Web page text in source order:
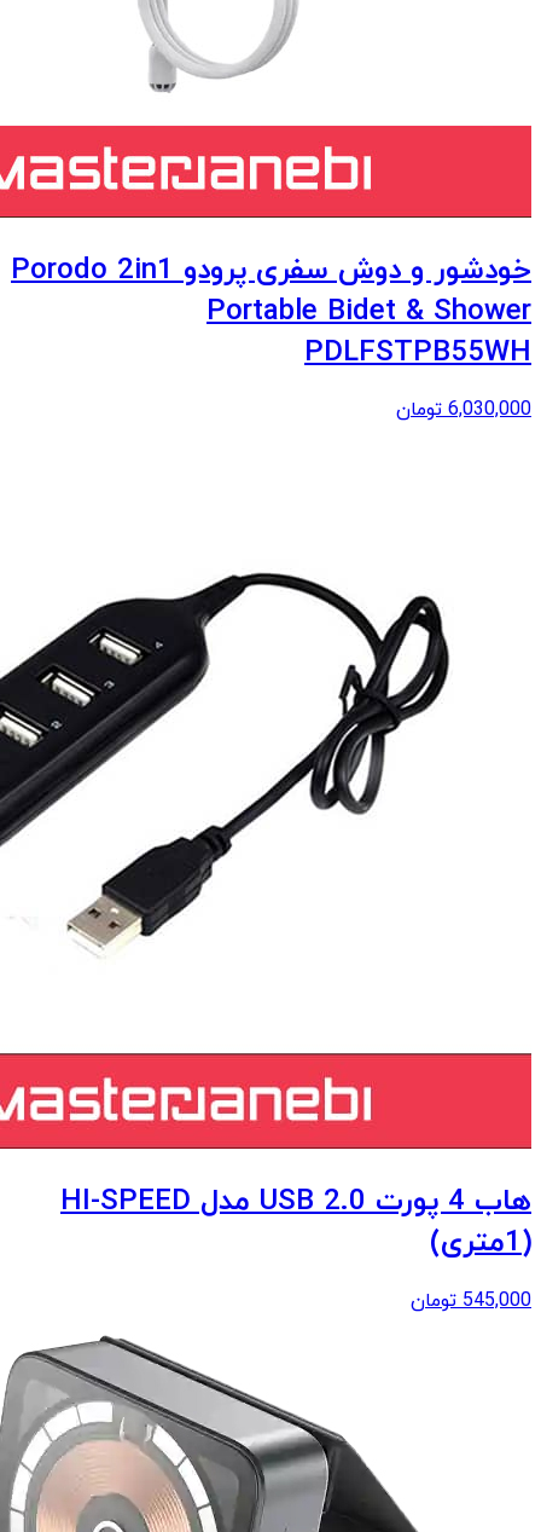
خودشور و دوش سفری پرودو Porodo 2in1
Portable Bidet & Shower
PDLFSTPB55WH
6,030,000 تومان
هاب 4 پورت USB 2.0 مدل HI-SPEED
(1متری)
545,000 تومان